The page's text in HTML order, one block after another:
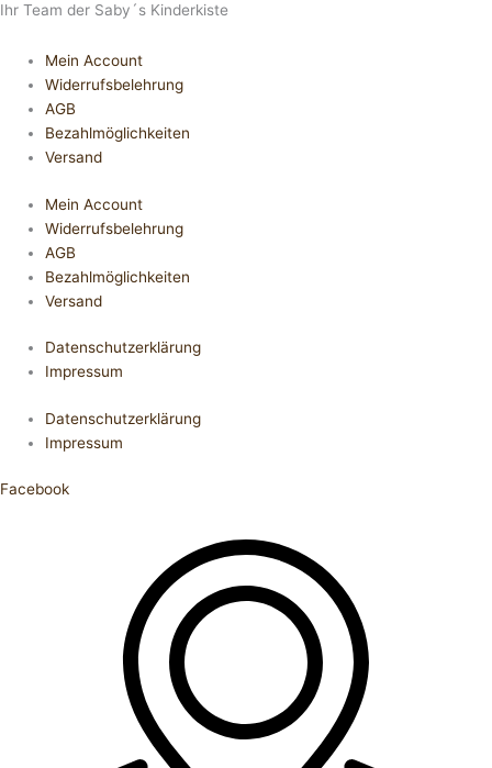
Ihr Team der Saby´s Kinderkiste
Mein Account
Widerrufsbelehrung
AGB
Bezahlmöglichkeiten
Versand
Mein Account
Widerrufsbelehrung
AGB
Bezahlmöglichkeiten
Versand
Datenschutzerklärung
Impressum
Datenschutzerklärung
Impressum
Facebook